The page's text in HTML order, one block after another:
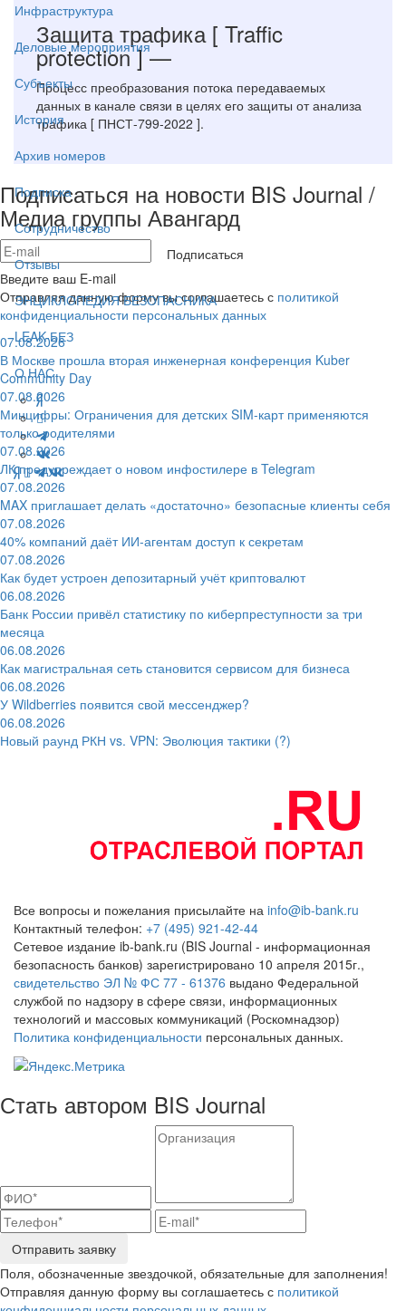
Инфраструктура
Деловые мероприятия
Субъекты
История
Архив номеров
Подписка
Сотрудничество
Отзывы
ЭНЦИКЛОПЕДИЯ БЕЗОПАСНИКА
LEAK-БЕЗ
О НАС
Защита трафика [ Traffic
protection ]—
Процесс преобразования потока передаваемых
данных в канале связи в целях его защиты от анализа
трафика [ ПНСТ-799-2022 ].
Подписаться на новости BIS Journal /
Медиа группы Авангард
Подписаться
Введите ваш E-mail
Отправляя данную форму вы соглашаетесь с политикой
конфиденциальности персональных данных
07.08.2026
В Москве прошла вторая инженерная конференция Kuber
Community Day
07.08.2026
Минцифры: Ограничения для детских SIM-карт применяются
только родителями
07.08.2026
ЛК предупреждает о новом инфостилере в Telegram
07.08.2026
MAX приглашает делать «достаточно» безопасные клиенты себя
07.08.2026
40% компаний даёт ИИ‑агентам доступ к секретам
07.08.2026
Как будет устроен депозитарный учёт криптовалют
06.08.2026
Банк России привёл статистику по киберпреступности за три
месяца
06.08.2026
Как магистральная сеть становится сервисом для бизнеса
06.08.2026
У Wildberries появится свой мессенджер?
06.08.2026
Новый раунд РКН vs. VPN: Эволюция тактики (?)
Все вопросы и пожелания присылайте на info@ib-bank.ru
Контактный телефон: +7 (495) 921-42-44
Сетевое издание ib-bank.ru (BIS Journal - информационная
безопасность банков) зарегистрировано 10 апреля 2015г.,
свидетельство ЭЛ № ФС 77 - 61376 выдано Федеральной
службой по надзору в сфере связи, информационных
технологий и массовых коммуникаций (Роскомнадзор)
Политика конфиденциальности персональных данных.
Стать автором BIS Journal
Отправить заявку
Поля, обозначенные звездочкой, обязательные для заполнения!
Отправляя данную форму вы соглашаетесь с политикой